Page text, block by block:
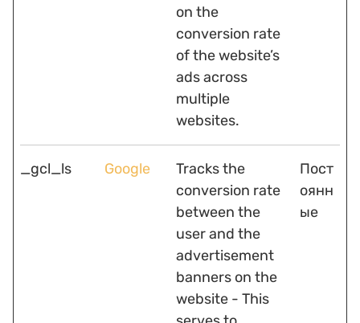
on the
conversion rate
of the website’s
ads across
multiple
websites.
_gcl_ls Google
Tracks the
conversion rate
between the
user and the
advertisement
banners on the
website - This
Пост
оянн
ые